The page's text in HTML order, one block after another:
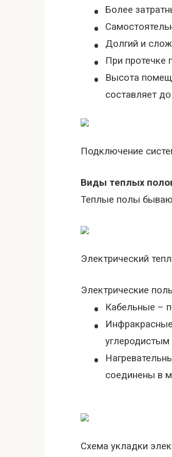
• Более
•
• Долгий и
• При протечке
•
Высота
составляет до
Подключение
Виды теплых
Теплые полы
Электрический
Электрические
• Кабельные –
•
•
соединены в
Схема укладки